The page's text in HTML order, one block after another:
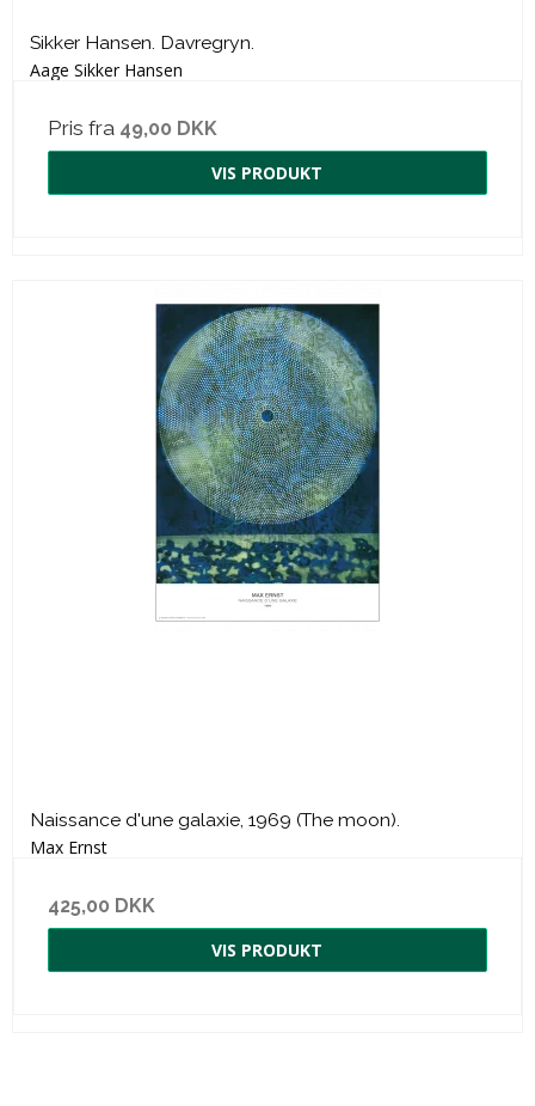
Sikker Hansen. Davregryn.
Aage Sikker Hansen
Pris fra 49,00 DKK
VIS PRODUKT
Naissance d'une galaxie, 1969 (The moon).
Max Ernst
425,00 DKK
VIS PRODUKT